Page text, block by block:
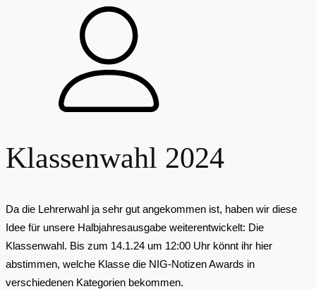
Klassenwahl 2024
Da die Lehrerwahl ja sehr gut angekommen ist, haben wir diese
Idee für unsere Halbjahresausgabe weiterentwickelt: Die
Klassenwahl. Bis zum 14.1.24 um 12:00 Uhr könnt ihr hier
abstimmen, welche Klasse die NIG-Notizen Awards in
verschiedenen Kategorien bekommen.